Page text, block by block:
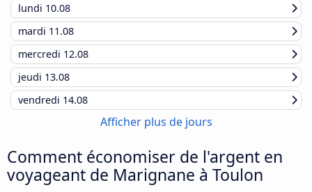
lundi 10.08
mardi 11.08
mercredi 12.08
jeudi 13.08
vendredi 14.08
Afficher plus de jours
Comment économiser de l'argent en
voyageant de Marignane à Toulon